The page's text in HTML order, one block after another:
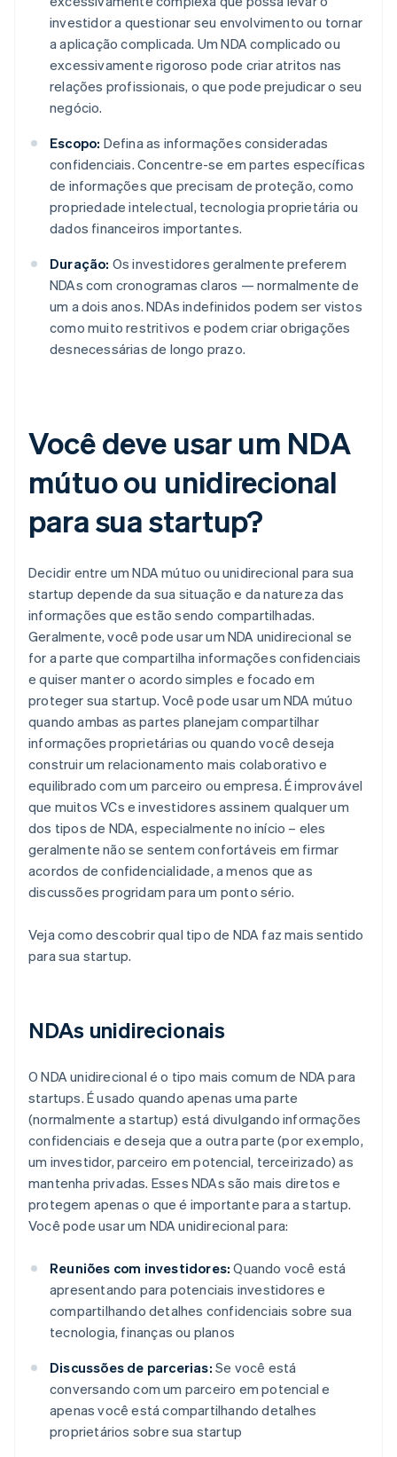
investidor a questionar seu envolvimento ou tornar
a aplicação complicada. Um NDA complicado ou
excessivamente rigoroso pode criar atritos nas
relações profissionais, o que pode prejudicar o seu
negócio.
Escopo: Defina as informações consideradas
confidenciais. Concentre-se em partes específicas
de informações que precisam de proteção, como
propriedade intelectual, tecnologia proprietária ou
dados financeiros importantes.
Duração: Os investidores geralmente preferem
NDAs com cronogramas claros — normalmente de
um a dois anos. NDAs indefinidos podem ser vistos
como muito restritivos e podem criar obrigações
desnecessárias de longo prazo.
Você deve usar um NDA
mútuo ou unidirecional
para sua startup?
Decidir entre um NDA mútuo ou unidirecional para sua
startup depende da sua situação e da natureza das
informações que estão sendo compartilhadas.
Geralmente, você pode usar um NDA unidirecional se
for a parte que compartilha informações confidenciais
e quiser manter o acordo simples e focado em
proteger sua startup. Você pode usar um NDA mútuo
quando ambas as partes planejam compartilhar
informações proprietárias ou quando você deseja
construir um relacionamento mais colaborativo e
equilibrado com um parceiro ou empresa. É improvável
que muitos VCs e investidores assinem qualquer um
dos tipos de NDA, especialmente no início – eles
geralmente não se sentem confortáveis em firmar
acordos de confidencialidade, a menos que as
discussões progridam para um ponto sério.
Veja como descobrir qual tipo de NDA faz mais sentido
para sua startup.
NDAs unidirecionais
O NDA unidirecional é o tipo mais comum de NDA para
startups. É usado quando apenas uma parte
(normalmente a startup) está divulgando informações
confidenciais e deseja que a outra parte (por exemplo,
um investidor, parceiro em potencial, terceirizado) as
mantenha privadas. Esses NDAs são mais diretos e
protegem apenas o que é importante para a startup.
Você pode usar um NDA unidirecional para:
Reuniões com investidores: Quando você está
apresentando para potenciais investidores e
compartilhando detalhes confidenciais sobre sua
tecnologia, finanças ou planos
Discussões de parcerias: Se você está
conversando com um parceiro em potencial e
apenas você está compartilhando detalhes
proprietários sobre sua startup